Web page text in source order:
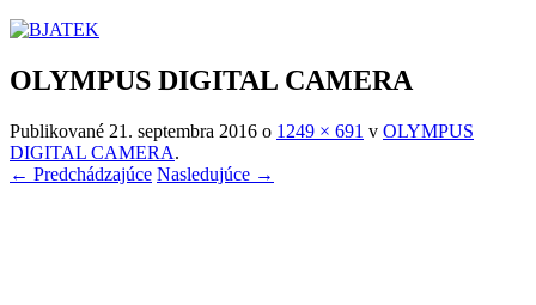
OLYMPUS DIGITAL CAMERA
Publikované 21. septembra 2016 o 1249 × 691 v OLYMPUS
DIGITAL CAMERA.
← Predchádzajúce Nasledujúce →